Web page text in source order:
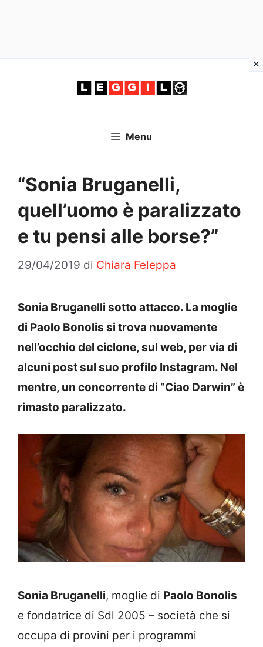
Menu
“Sonia Bruganelli,
quell’uomo è paralizzato
e tu pensi alle borse?”
29/04/2019 di Chiara Feleppa
Sonia Bruganelli sotto attacco. La moglie
di Paolo Bonolis si trova nuovamente
nell’occhio del ciclone, sul web, per via di
alcuni post sul suo profilo Instagram. Nel
mentre, un concorrente di “Ciao Darwin” è
rimasto paralizzato.
Sonia Bruganelli, moglie di Paolo Bonolis
e fondatrice di Sdl 2005 – società che si
occupa di provini per i programmi